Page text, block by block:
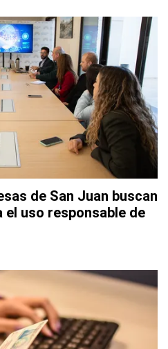
de San Juan buscan
el uso responsable de